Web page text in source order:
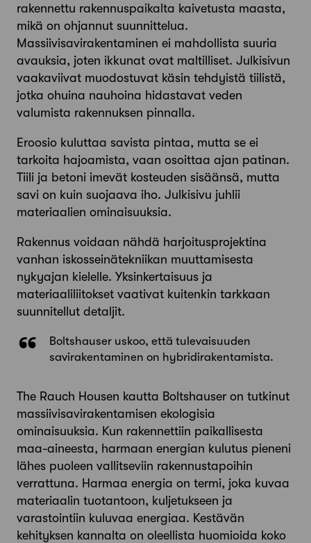
rakennettu rakennuspaikalta kaivetusta maasta,
mikä on ohjannut suunnittelua.
Massiivisavirakentaminen ei mahdollista suuria
avauksia, joten ikkunat ovat maltilliset. Julkisivun
vaakaviivat muodostuvat käsin tehdyistä tiilistä,
jotka ohuina nauhoina hidastavat veden
valumista rakennuksen pinnalla.
Eroosio kuluttaa savista pintaa, mutta se ei
tarkoita hajoamista, vaan osoittaa ajan patinan.
Tiili ja betoni imevät kosteuden sisäänsä, mutta
savi on kuin suojaava iho. Julkisivu juhlii
materiaalien ominaisuuksia.
Rakennus voidaan nähdä harjoitusprojektina
vanhan iskosseinätekniikan muuttamisesta
nykyajan kielelle. Yksinkertaisuus ja
materiaaliliitokset vaativat kuitenkin tarkkaan
suunnitellut detaljit.
Boltshauser uskoo, että tulevaisuuden
savirakentaminen on hybridirakentamista.
The Rauch Housen kautta Boltshauser on tutkinut
massiivisavirakentamisen ekologisia
ominaisuuksia. Kun rakennettiin paikallisesta
maa-aineesta, harmaan energian kulutus pieneni
lähes puoleen vallitseviin rakennustapoihin
verrattuna. Harmaa energia on termi, joka kuvaa
materiaalin tuotantoon, kuljetukseen ja
varastointiin kuluvaa energiaa. Kestävän
kehityksen kannalta on oleellista huomioida koko